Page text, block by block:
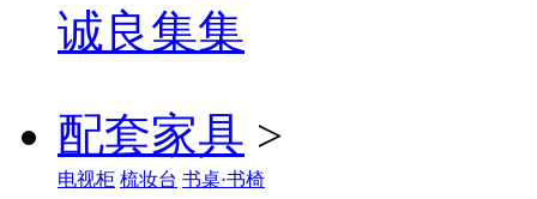
诚良集
配套家具 >
电视柜 梳妆台 书桌·书椅